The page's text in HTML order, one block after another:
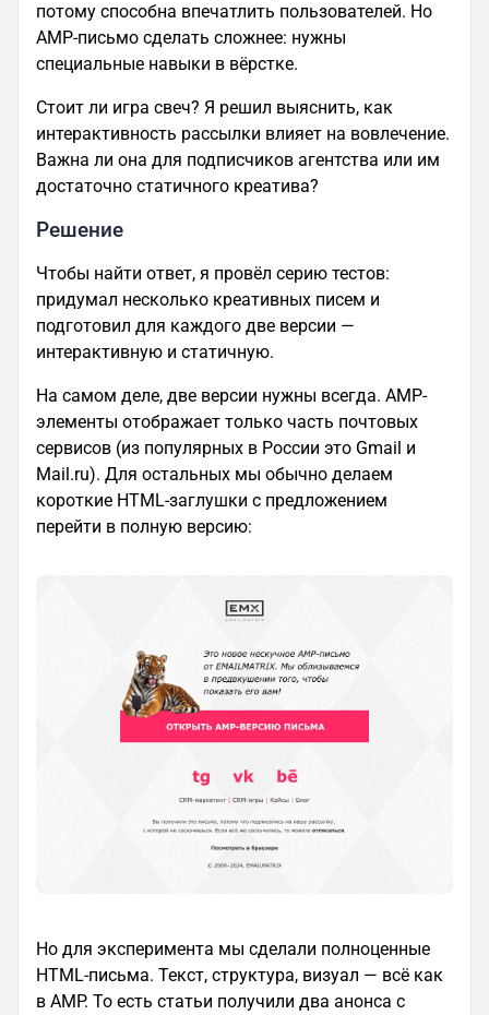
потому способна впечатлить пользователей. Но
AMP-письмо сделать сложнее: нужны
специальные навыки в вёрстке.
Стоит ли игра свеч? Я решил выяснить, как
интерактивность рассылки влияет на вовлечение.
Важна ли она для подписчиков агентства или им
достаточно статичного креатива?
Решение
Чтобы найти ответ, я провёл серию тестов:
придумал несколько креативных писем и
подготовил для каждого две версии —
интерактивную и статичную.
На самом деле, две версии нужны всегда. AMP-
элементы отображает только часть почтовых
сервисов (из популярных в России это Gmail и
Mail.ru). Для остальных мы обычно делаем
короткие HTML-заглушки с предложением
перейти в полную версию:
Но для эксперимента мы сделали полноценные
HTML-письма. Текст, структура, визуал — всё как
в AMP. То есть статьи получили два анонса с